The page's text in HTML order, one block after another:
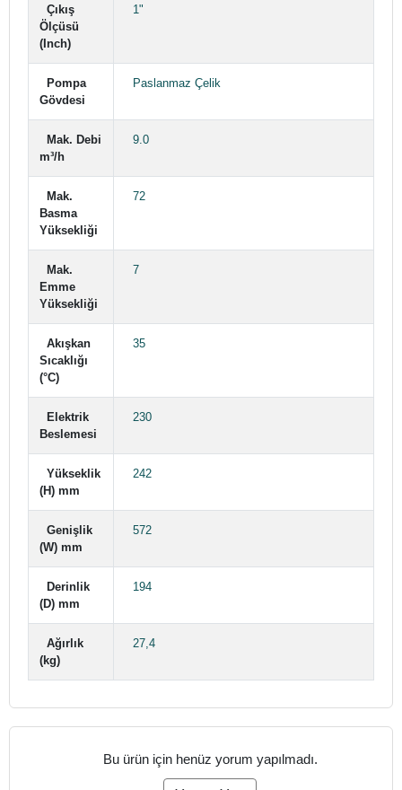
Çıkış
Ölçüsü
(Inch)
1"
Pompa
Gövdesi
Paslanmaz Çelik
Mak. Debi
m³/h
9.0
Mak.
Basma
Yüksekliği
72
Mak.
Emme
Yüksekliği
7
Akışkan
Sıcaklığı
(°C)
35
Elektrik
Beslemesi
230
Yükseklik
(H) mm
242
Genişlik
(W) mm
572
Derinlik
(D) mm
194
Ağırlık
(kg)
27,4
Bu ürün için henüz yorum yapılmadı.